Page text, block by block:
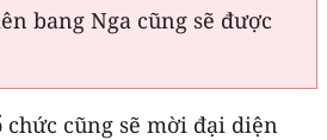
bang Nga cũng sẽ được
chức cũng sẽ mời đại diện